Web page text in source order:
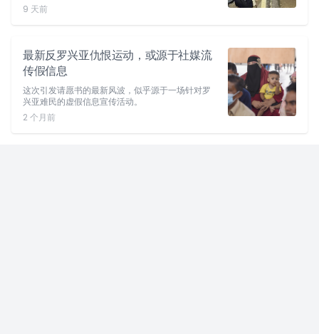
9 天前
最新反罗兴亚仇恨运动，或源于社媒流
传假信息
这次引发请愿书的最新风波，似乎源于一场针对罗
兴亚难民的虚假信息宣传活动。
2 个月前